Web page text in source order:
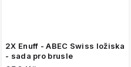
2X Enuff - ABEC Swiss ložiska
- sada pro brusle